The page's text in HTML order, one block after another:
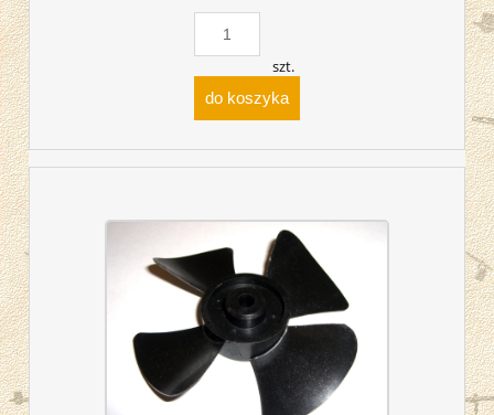
szt.
do koszyka